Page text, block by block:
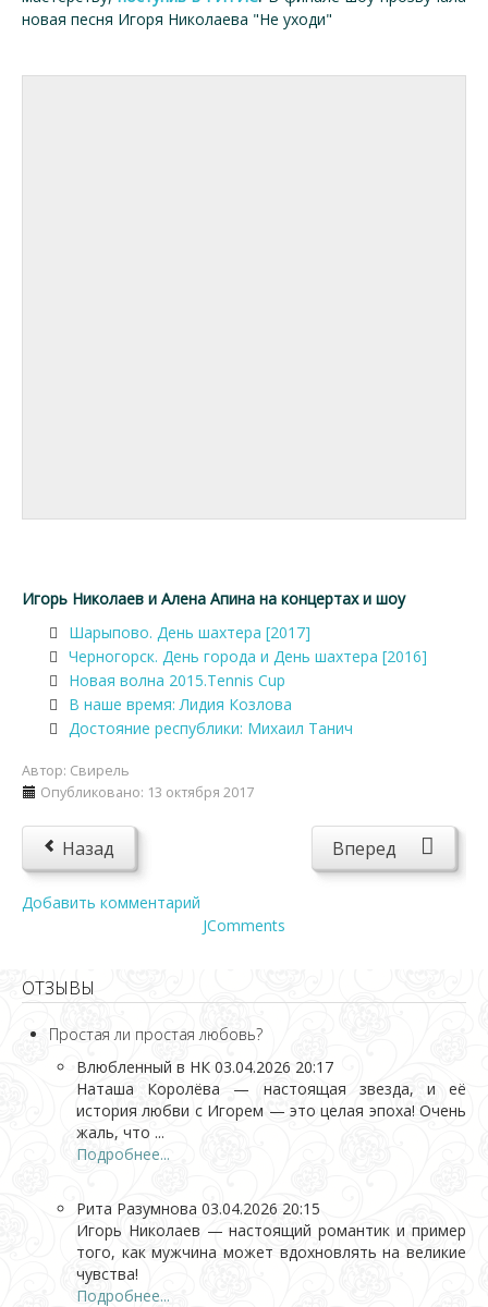
новая песня Игоря Николаева "Не уходи"
Игорь Николаев и Алена Апина на концертах и шоу
Шарыпово. День шахтера [2017]
Черногорск. День города и День шахтера [2016]
Новая волна 2015.Tennis Cup
В наше время: Лидия Козлова
Достояние республики: Михаил Танич
Автор: Свирель
Опубликовано: 13 октября 2017
Назад Вперед
Добавить комментарий
JComments
ОТЗЫВЫ
Простая ли простая любовь?
Влюбленный в НК 03.04.2026 20:17
Наташа Королёва — настоящая звезда, и её
история любви с Игорем — это целая эпоха! Очень
жаль, что ...
Подробнее...
Рита Разумнова 03.04.2026 20:15
Игорь Николаев — настоящий романтик и пример
того, как мужчина может вдохновлять на великие
чувства!
Подробнее...